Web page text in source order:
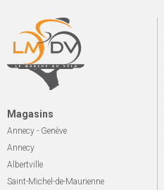
Magasins
Annecy - Genève
Annecy
Albertville
Saint-Michel-de-Maurienne